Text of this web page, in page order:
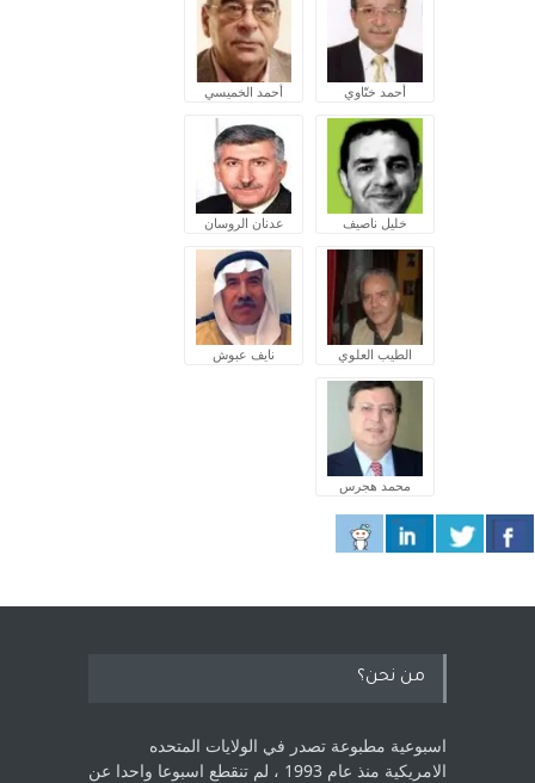
أحمد ختّاوي أحمد الخميسي
خليل ناصيف عدنان الروسان
الطيب العلوي نايف عبوش
محمد هجرس
من نحن؟
اسبوعية مطبوعة تصدر في الولايات المتحده
الامريكية منذ عام 1993 ، لم ‏تنقطع اسبوعا واحدا عن